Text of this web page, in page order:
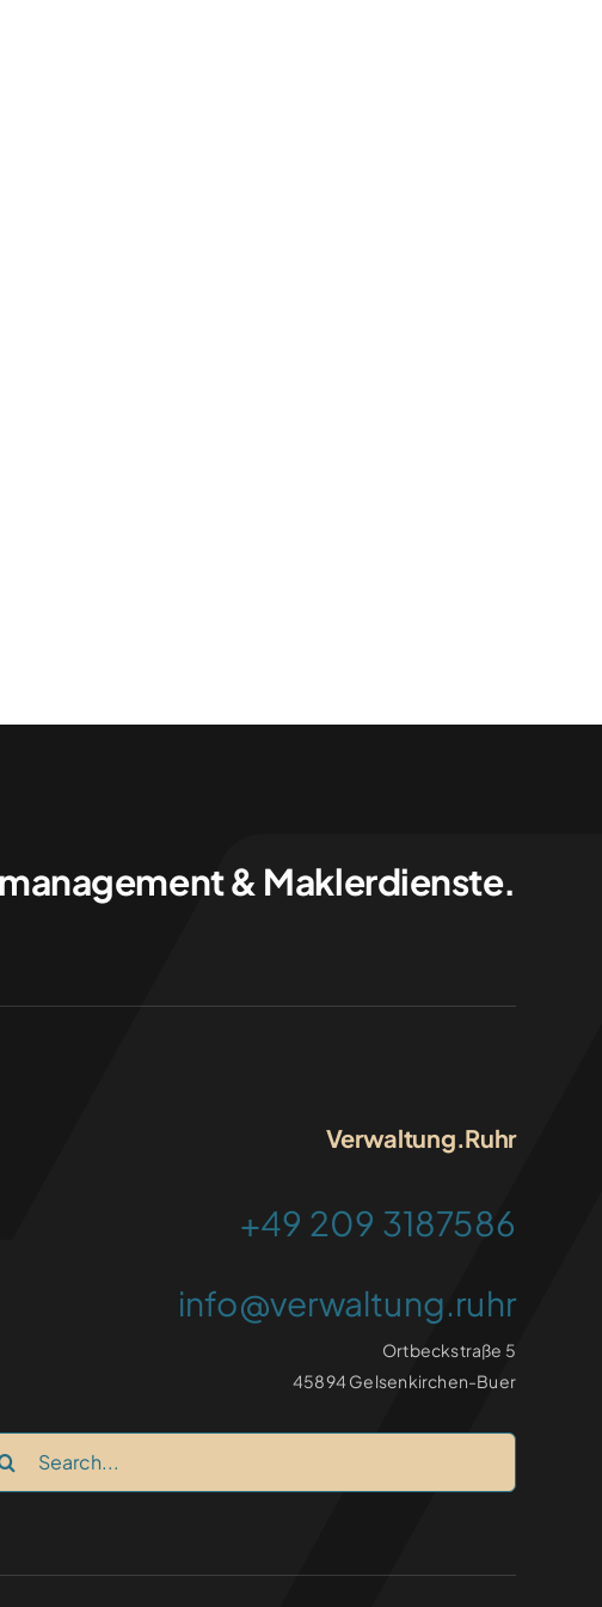
& Maklerdienste.
Verwaltung.Ruhr
+49 209 3187586
info@verwaltung.ruhr
Ortbeckstraße 5
45894 Gelsenkirchen-Buer